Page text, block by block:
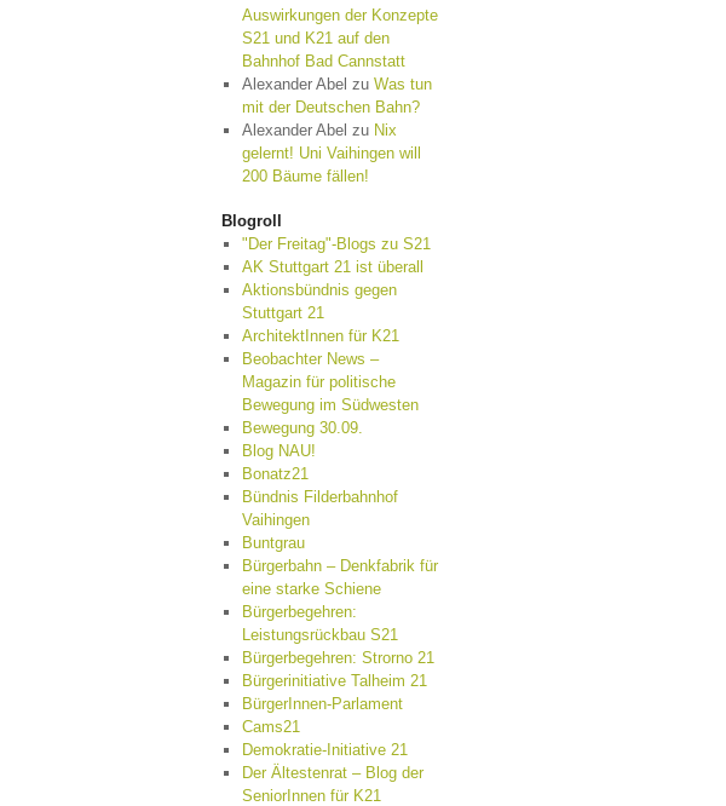
Auswirkungen der Konzepte
S21 und K21 auf den
Bahnhof Bad Cannstatt
Alexander Abel zu Was tun
mit der Deutschen Bahn?
Alexander Abel zu Nix
gelernt! Uni Vaihingen will
200 Bäume fällen!
Blogroll
"Der Freitag"-Blogs zu S21
AK Stuttgart 21 ist überall
Aktionsbündnis gegen
Stuttgart 21
ArchitektInnen für K21
Beobachter News –
Magazin für politische
Bewegung im Südwesten
Bewegung 30.09.
Blog NAU!
Bonatz21
Bündnis Filderbahnhof
Vaihingen
Buntgrau
Bürgerbahn – Denkfabrik für
eine starke Schiene
Bürgerbegehren:
Leistungsrückbau S21
Bürgerbegehren: Strorno 21
Bürgerinitiative Talheim 21
BürgerInnen-Parlament
Cams21
Demokratie-Initiative 21
Der Ältestenrat – Blog der
SeniorInnen für K21